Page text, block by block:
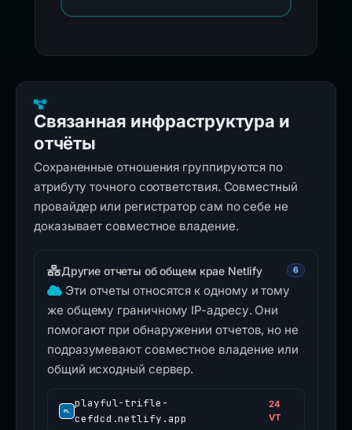
Связанная инфраструктура и
отчёты
Сохраненные отношения группируются по
атрибуту точного соответствия. Совместный
провайдер или регистратор сам по себе не
доказывает совместное владение.
Другие отчеты об общем крае Netlify 6
Эти отчеты относятся к одному и тому
же общему граничному IP-адресу. Они
помогают при обнаружении отчетов, но не
подразумевают совместное владение или
общий исходный сервер.
playful-trifle-
cefdcd.netlify.app
24
VT